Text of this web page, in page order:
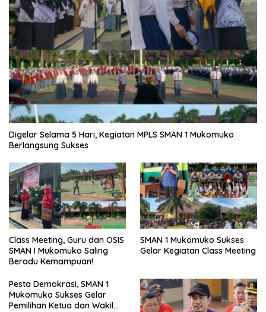
Digelar Selama 5 Hari, Kegiatan MPLS SMAN 1 Mukomuko
Berlangsung Sukses
Class Meeting, Guru dan OSIS
SMAN I Mukomuko Saling
Beradu Kemampuan!
SMAN 1 Mukomuko Sukses
Gelar Kegiatan Class Meeting
Pesta Demokrasi, SMAN 1
Mukomuko Sukses Gelar
Pemilihan Ketua dan Wakil